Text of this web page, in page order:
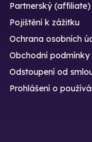
Partnerský
Pojištění k zážitku
Ochrana osobních
Obchodní podmínky
Odstoupení od
Prohlášení o